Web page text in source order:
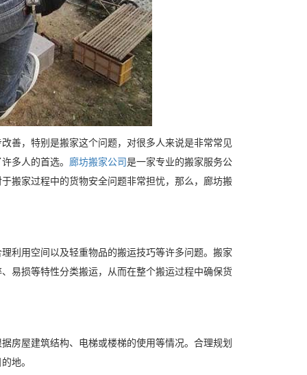
善，特别是搬家这个问题，对很多人来说是非常常见
多人的首选。 廊坊搬家公司是一家专业的搬家服务公
搬家过程中的货物安全问题非常担忧，那么，廊坊搬
利用空间以及轻重物品的搬运技巧等许多问题。搬家
易损等特性分类搬运，从而在整个搬运过程中确保货
房屋建筑结构、电梯或楼梯的使用等情况。合理规划
地。